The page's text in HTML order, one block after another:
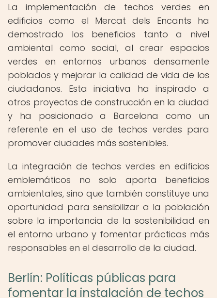
La implementación de techos verdes en
edificios como el Mercat dels Encants ha
demostrado los beneficios tanto a nivel
ambiental como social, al crear espacios
verdes en entornos urbanos densamente
poblados y mejorar la calidad de vida de los
ciudadanos. Esta iniciativa ha inspirado a
otros proyectos de construcción en la ciudad
y ha posicionado a Barcelona como un
referente en el uso de techos verdes para
promover ciudades más sostenibles.
La integración de techos verdes en edificios
emblemáticos no solo aporta beneficios
ambientales, sino que también constituye una
oportunidad para sensibilizar a la población
sobre la importancia de la sostenibilidad en
el entorno urbano y fomentar prácticas más
responsables en el desarrollo de la ciudad.
Berlín: Políticas públicas para
fomentar la instalación de techos